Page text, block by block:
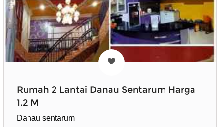
Rumah 2 Lantai Danau Sentarum Harga
1.2 M
Danau sentarum